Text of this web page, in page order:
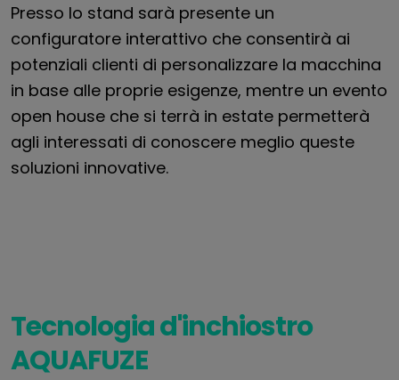
Presso lo stand sarà presente un
configuratore interattivo che consentirà ai
potenziali clienti di personalizzare la macchina
in base alle proprie esigenze, mentre un evento
open house che si terrà in estate permetterà
agli interessati di conoscere meglio queste
soluzioni innovative.
Tecnologia d'inchiostro
AQUAFUZE